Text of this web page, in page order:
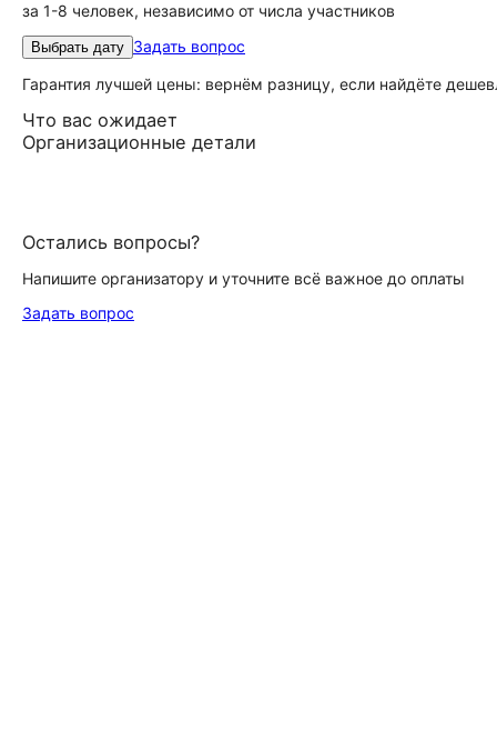
за 1-8 человек, независимо от числа участников
Выбрать дату Задать вопрос
Гарантия лучшей цены: вернём разницу, если найдёте
Что вас ожидает
Организационные детали
Остались вопросы?
Напишите организатору и уточните всё важное до оплаты
Задать вопрос